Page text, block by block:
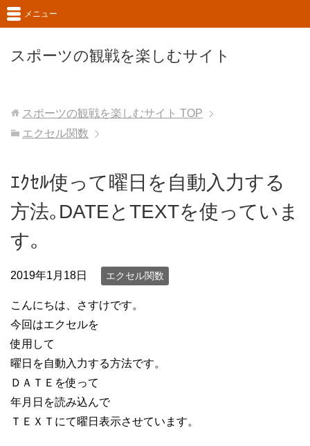
スポーツの観戦を楽しむサイト
メニュー
スポーツの観戦を楽しむサイト TOP
エクセル関数
ｴｸｾﾙ使って曜日を自動入力する
方法｡DATEとTEXTを使っていま
す｡
2019年1月18日 エクセル関数
こんにちは、さすけです。
今回はエクセルを
使用して
曜日を自動入力する方法です。
ＤＡＴＥを使って
年月日を読み込んで
ＴＥＸＴにて曜日表示させています。